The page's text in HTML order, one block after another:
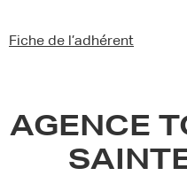
Fiche de l’adhérent
AGENCE